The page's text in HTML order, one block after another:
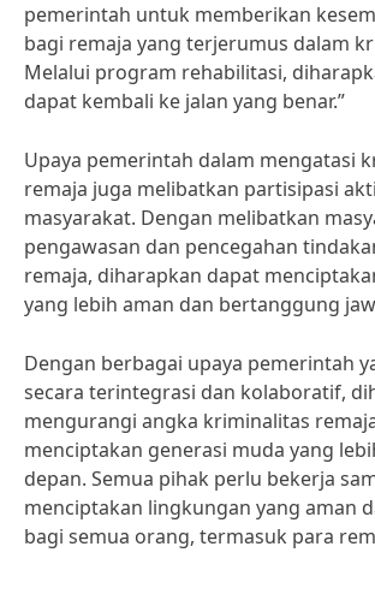
pemerintah untuk memberikan
bagi remaja yang terjerumus dalam
Melalui program rehabilitasi,
dapat kembali ke jalan yang benar.”
Upaya pemerintah dalam mengatasi
remaja juga melibatkan partisipasi
masyarakat. Dengan melibatkan
pengawasan dan pencegahan
remaja, diharapkan dapat
yang lebih aman dan bertanggung
Dengan berbagai upaya pemerintah
secara terintegrasi dan kolaboratif,
mengurangi angka kriminalitas
menciptakan generasi muda yang
depan. Semua pihak perlu bekerja
menciptakan lingkungan yang aman
bagi semua orang, termasuk para